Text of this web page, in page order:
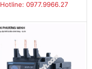
Hotline: 0977.9966.27